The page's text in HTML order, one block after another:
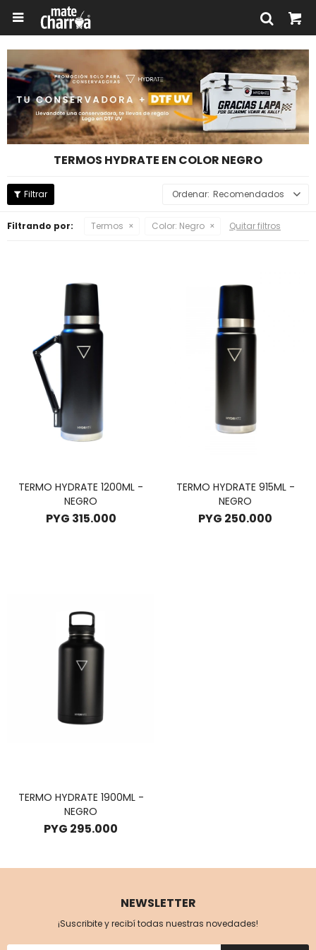

TERMOS HYDRATE EN COLOR NEGRO
Recomendados
Filtrando por: Termos Color: Negro Quitar filtros
TERMO HYDRATE 1200ML -
NEGRO
PYG 315.000
TERMO HYDRATE 915ML -
NEGRO
PYG 250.000
TERMO HYDRATE 1900ML -
NEGRO
PYG 295.000
NEWSLETTER
¡Suscribite y recibí todas nuestras novedades!